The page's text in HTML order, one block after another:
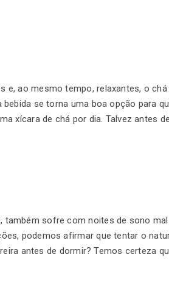
e, ao mesmo tempo, relaxantes, o
bebida se torna uma boa opção para
xícara de chá por dia. Talvez antes
também sofre com noites de sono
podemos afirmar que tentar o
antes de dormir? Temos certeza